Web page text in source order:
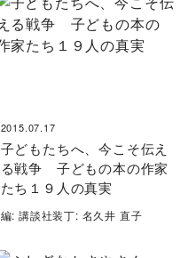
2015.07.17
子どもたちへ、今こそ伝え
る戦争 子どもの本の作家
たち１９人の真実
編: 講談社装丁: 名久井 直子